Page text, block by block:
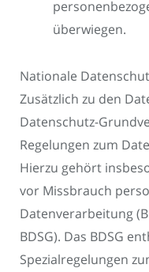
überwiegen.
Nationale
Zusätzlich zu den
Datenschutz-
Regelungen zum
Hierzu gehört
vor Missbrauch
Datenverarbeitung
BDSG). Das BDSG
Spezialregelungen